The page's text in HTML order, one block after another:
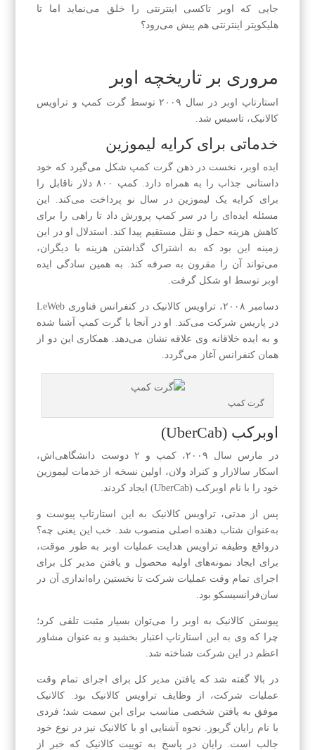
جایی که اوبر تاکسی اینترنتی را خلق می‌نماید اما تا
هلیکوپتر اینترنتی هم پیش می‌رود؟
مروری بر تاریخچه اوبر
استارتاپ اوبر در سال ۲۰۰۹ توسط گرت کمپ و تراویس
کالانیک، تاسیس شد.
خدماتی برای کرایه لیموزین
ایده اوبر، نخست در ذهن گرت کمپ شکل می‌گیرد که خود
داستانی جذاب را به همراه دارد. کمپ ۸۰۰ دلار ناقابل را
برای کرایه یک لیموزین در سال نو پرداخت می‌کند. این
مسئله ایده‌ای را در سر کمپ پرورش داد تا راهی را برای
کاهش هزینه حمل و نقل مستقیم پیدا کند‌. استدلال او در این
زمینه این بود که به اشتراک گذاشتن هزینه با دیگران،
می‌تواند آن را مقرون به صرفه کند. به همین سادگی ایده
اوبر توسط او شکل گرفت.
دسامبر ۲۰۰۸، تراویس کالانیک در کنفرانس فناوری LeWeb
در پاریس شرکت می‌کند. او در آنجا با گرت کمپ آشنا شده
و به ایده خلاقانه وی علاقه نشان می‌دهد. همکاری این دو از
همان کنفرانس آغاز می‌گردد.
گرت کمپ
اوبرکب (UberCab)
در مارس سال ۲۰۰۹، کمپ و ۲ دوست دانشگاهی‌اش،
اسکار سالازار و کنراد ولان، اولین نسخه از خدمات لیموزین
خود را با نام اوبرکب (UberCab) ایجاد کردند.
پس از مدتی، تراویس کالانیک به این استارتاپ پیوست و
به‌عنوان شتاب دهنده اصلی منصوب شد. خب این یعنی چه؟
درواقع وظیفه تراویس هدایت عملیات اوبر به طور موقت،
برای ایجاد نمونه‌‌های اولیه محصول و یافتن مدیر کل برای
اجرای تمام وقت عملیات شرکت تا نخستین راه‌اندازی آن در
سان‌فرانسیسکو بود.
پیوستن کالانیک به اوبر را می‌توان بسیار مثبت تلقی کرد؛
چرا که وی به این استارتاپ اعتبار بخشید و به عنوان مشاور
اعظم در این شرکت شناخته شد.
در بالا گفته شد که یافتن مدیر کل برای اجرای تمام وقت
عملیات شرکت، از وظایف تراویس کالانیک بود‌. کالانیک
موفق به یافتن شخصی مناسب برای این سمت شد؛ فردی
با نام رایان گریوز. نحوه آشنایی او با کالانیک نیز در نوع خود
جالب است. رایان در پاسخ به توییت کالانیک که خبر از